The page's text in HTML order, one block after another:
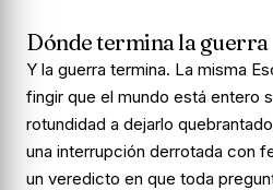
Dónde termina la guerra
Y la guerra termina. La misma
fingir que el mundo está entero
rotundidad a dejarlo
una interrupción derrotada con
un veredicto en que toda